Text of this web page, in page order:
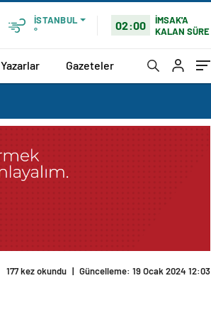
İSTANBUL
°
02:00
İMSAK'A
KALAN SÜRE
Yazarlar Gazeteler
177 kez okundu | Güncelleme: 19 Ocak 2024 12:03